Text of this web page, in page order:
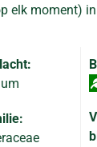
elk moment)